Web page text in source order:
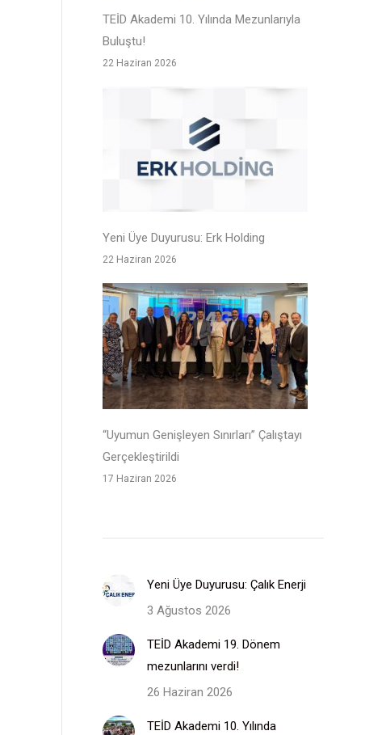
TEİD Akademi 10. Yılında Mezunlarıyla
Buluştu!
22 Haziran 2026
Yeni Üye Duyurusu: Erk Holding
22 Haziran 2026
“Uyumun Genişleyen Sınırları” Çalıştayı
Gerçekleştirildi
17 Haziran 2026
Yeni Üye Duyurusu: Çalık Enerji
3 Ağustos 2026
TEİD Akademi 19. Dönem
mezunlarını verdi!
26 Haziran 2026
TEİD Akademi 10. Yılında